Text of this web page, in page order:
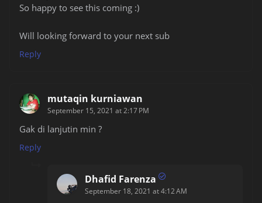
So happy to see this coming :)
Will looking forward to your next sub
Reply
mutaqin kurniawan
September 15, 2021 at 2:17 PM
Gak di lanjutin min ?
Reply
Dhafid Farenza
September 18, 2021 at 4:12 AM